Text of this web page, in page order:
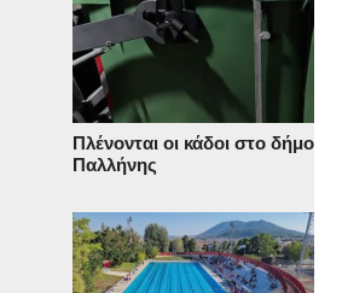
Πλένονται οι κάδοι στο δήμο
Παλλήνης